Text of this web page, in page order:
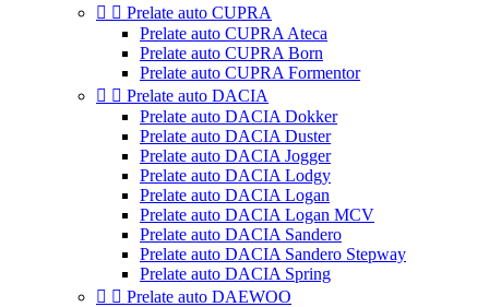
  Prelate auto CUPRA
Prelate auto CUPRA Ateca
Prelate auto CUPRA Born
Prelate auto CUPRA Formentor
  Prelate auto DACIA
Prelate auto DACIA Dokker
Prelate auto DACIA Duster
Prelate auto DACIA Jogger
Prelate auto DACIA Lodgy
Prelate auto DACIA Logan
Prelate auto DACIA Logan MCV
Prelate auto DACIA Sandero
Prelate auto DACIA Sandero Stepway
Prelate auto DACIA Spring
  Prelate auto DAEWOO